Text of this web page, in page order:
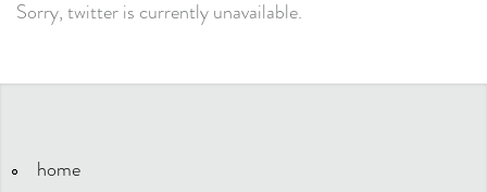
Sorry, twitter is currently unavailable.
home